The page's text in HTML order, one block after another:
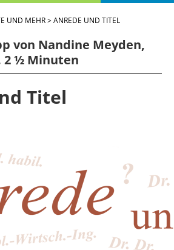
UND MEHR > ANREDE UND TITEL
von Nandine Meyden,
2 ½ Minuten
Titel